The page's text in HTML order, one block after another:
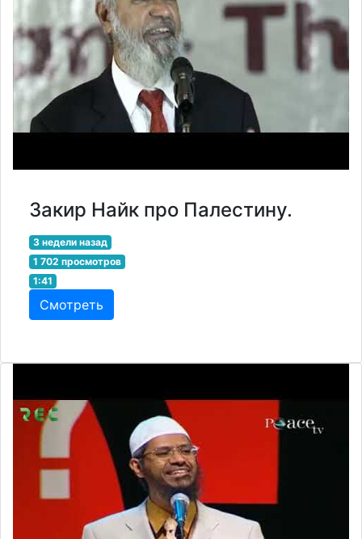
Закир Найк про Палестину.
3 недели назад
1 702 просмотров
1:41
Смотреть